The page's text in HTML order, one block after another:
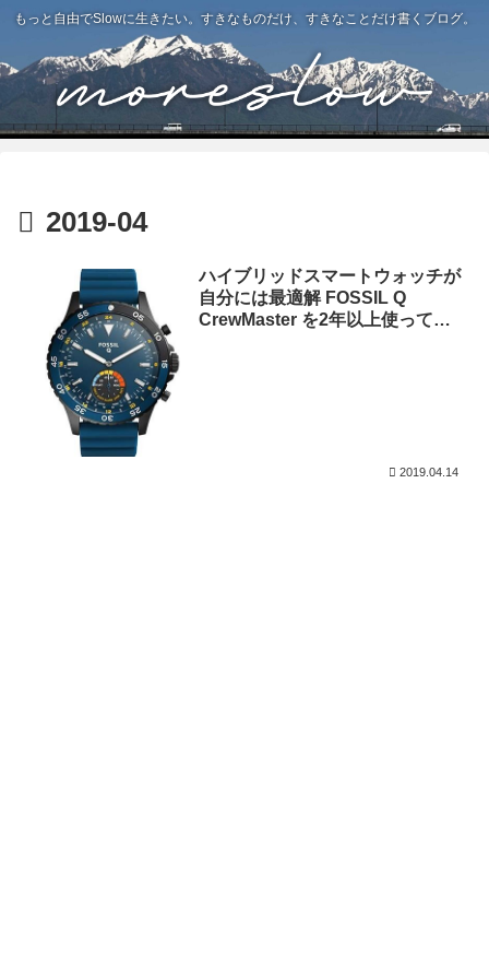
もっと自由でSlowに生きたい。すきなものだけ、すきなことだけ書くブログ。
2019-04
ハイブリッドスマートウォッチが
自分には最適解 FOSSIL Q
CrewMaster を2年以上使ってみ
2019.04.14